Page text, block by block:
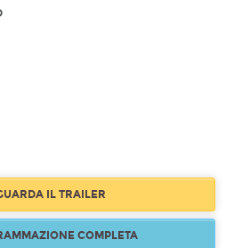
IL TRAILER
COMPLETA